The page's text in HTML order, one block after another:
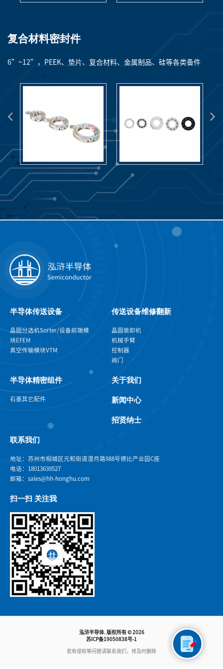
复合材料密封件
6”~12”，PEEK、垫片、复合材料、金属制品、硅等各类备件
半导体传送设备
晶圆分选机Sorter/设备前端模
块EFEM
真空传输模块VTM
传送设备维修翻新
晶圆装卸机
机械手臂
控制器
阀门
半导体精密组件
石墨其它配件
关于我们
新闻中心
招贤纳士
联系我们
地址：苏州市相城区元和街道澄月路988号德比产业园C座
电话：18013639527
邮箱：sales@hh-honghu.com
扫一扫 关注我
泓浒半导体. 版权所有 © 2026
苏ICP备19050838号-1
若有侵权等问题请联系我们，将及时删除